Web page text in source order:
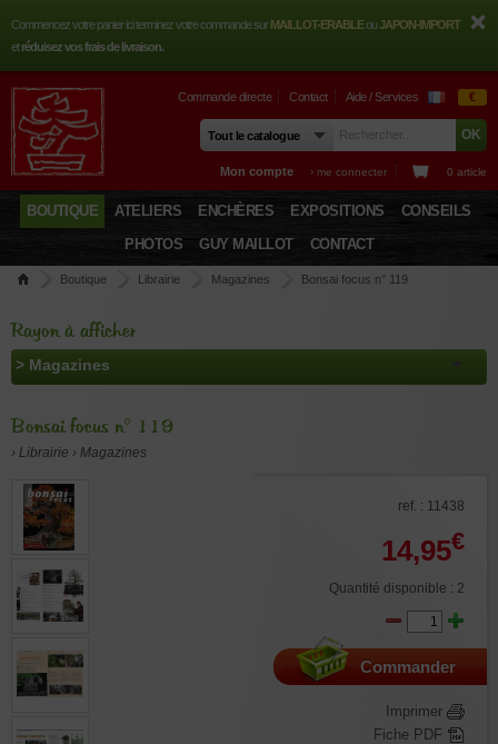
Commencez votre panier ici terminez votre commande surMAILLOT-ERABLEouJAPON-IMPORT
etréduisez vos frais de livraison.
Commande directe Contact Aide / Services €
Mon compte › me connecter 0 article
BOUTIQUE ATELIERS ENCHÈRES EXPOSITIONS
CONSEILS
PHOTOS
GUY MAILLOT CONTACT
Boutique Librairie Magazines Bonsai focus n° 119
Rayon à afficher
Bonsai focus n° 119
› Librairie › Magazines
ref. : 11438
14,95€
Quantité disponible : 2
Commander
Imprimer
Fiche PDF